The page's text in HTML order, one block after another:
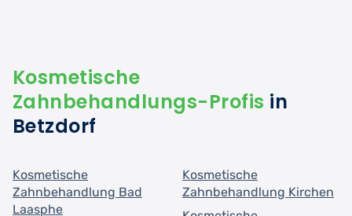
Kosmetische
Zahnbehandlungs-Profis in
Betzdorf
Kosmetische
Zahnbehandlung Bad
Laasphe
Kosmetische
Zahnbehandlung Kirchen